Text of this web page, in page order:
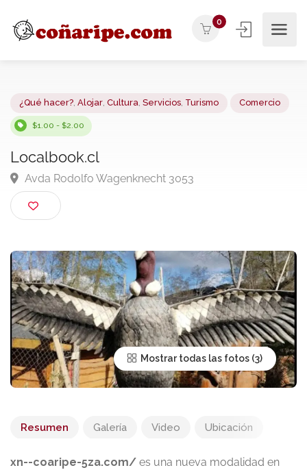
0
$1.00 - $2.00
Localbook.cl
Avda Rodolfo Wagenknecht 3053
Mostrar todas las fotos
Resumen Galería Video Ubicación
xn--coaripe-5za.com/ es una nueva modalidad en